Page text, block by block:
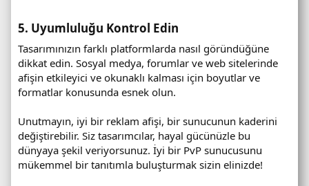
d
u
r
u
m
5. Uyumluluğu Kontrol Edin
Tasarımınızın farklı platformlarda nasıl göründüğüne
dikkat edin. Sosyal medya, forumlar ve web sitelerinde
afişin etkileyici ve okunaklı kalması için boyutlar ve
formatlar konusunda esnek olun.
Unutmayın, iyi bir reklam afişi, bir sunucunun kaderini
değiştirebilir. Siz tasarımcılar, hayal gücünüzle bu
dünyaya şekil veriyorsunuz. İyi bir PvP sunucusunu
mükemmel bir tanıtımla buluşturmak sizin elinizde!